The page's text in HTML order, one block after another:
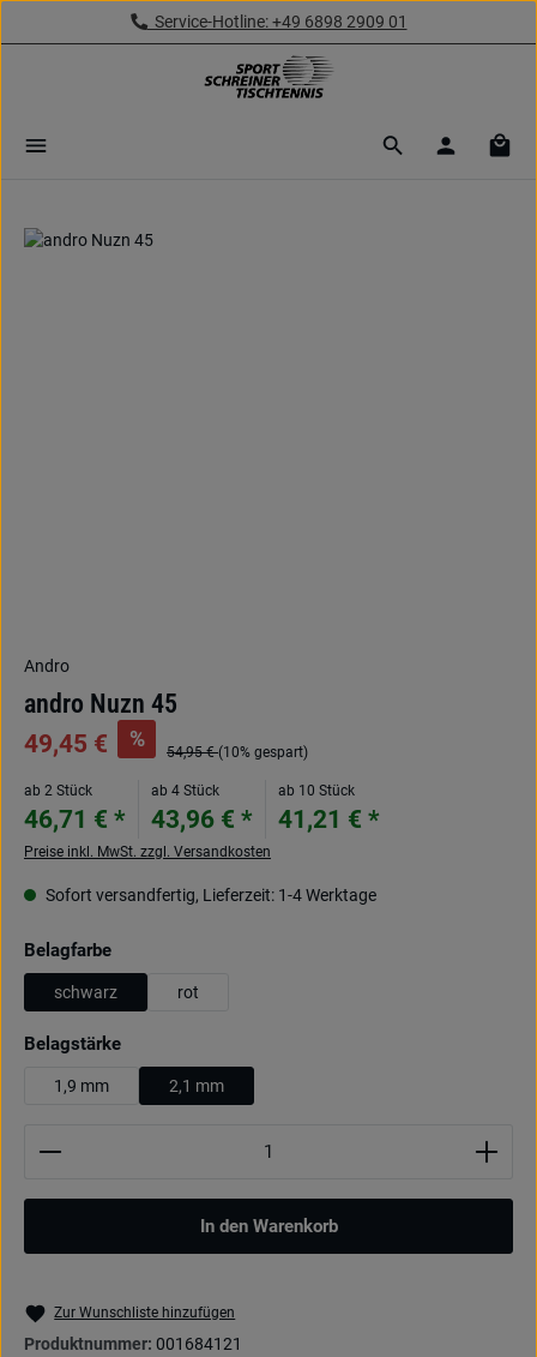
Zum Hauptinhalt springenService-Hotline: +49 6898 2909 01
Bildergalerie überspringen
Andro
andro Nuzn 45
49,45 € %
54,95 €(10% gespart)
ab 2 Stück
46,71 € *
ab 4 Stück
43,96 € *
ab 10 Stück
41,21 € *
Preise inkl. MwSt. zzgl. Versandkosten
Sofort versandfertig, Lieferzeit: 1-4 Werktage
Belagfarbeauswählen
schwarz rot
Belagstärkeauswählen
1,9 mm 2,1 mm
Produkt Anzahl: Gib den gewünschten Wert ein
In den Warenkorb
Zur Wunschliste hinzufügen
Produktnummer: 001684121